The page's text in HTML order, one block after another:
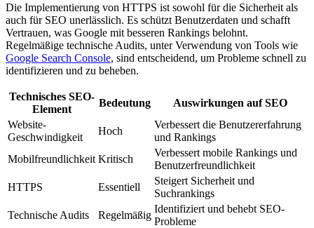
Die Implementierung von HTTPS ist sowohl für die Sicherheit als
auch für SEO unerlässlich. Es schützt Benutzerdaten und schafft
Vertrauen, was Google mit besseren Rankings belohnt.
Regelmäßige technische Audits, unter Verwendung von Tools wie
Google Search Console, sind entscheidend, um Probleme schnell zu
identifizieren und zu beheben.
Technisches SEO-
Element
Bedeutung
Auswirkungen auf SEO
Website-
Geschwindigkeit
Hoch
Verbessert die Benutzererfahrung
und Rankings
Mobilfreundlichkeit Kritisch
Verbessert mobile Rankings und
Benutzerfreundlichkeit
HTTPS
Essentiell
Steigert Sicherheit und
Suchrankings
Technische Audits
Regelmäßig
Identifiziert und behebt SEO-
Probleme